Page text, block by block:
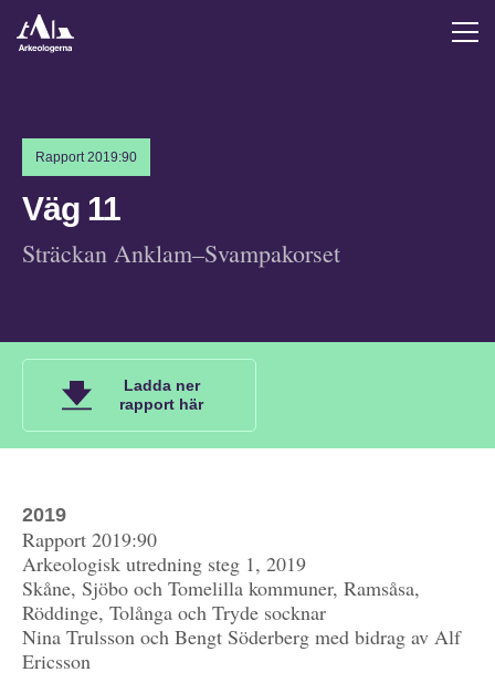
Rapport 2019:90
Väg 11
Sträckan Anklam–Svampakorset
Ladda ner
rapport här
2019
Rapport 2019:90
Arkeologisk utredning steg 1, 2019
Skåne, Sjöbo och Tomelilla kommuner, Ramsåsa,
Röddinge, Tolånga och Tryde socknar
Nina Trulsson och Bengt Söderberg med bidrag av Alf
Ericsson